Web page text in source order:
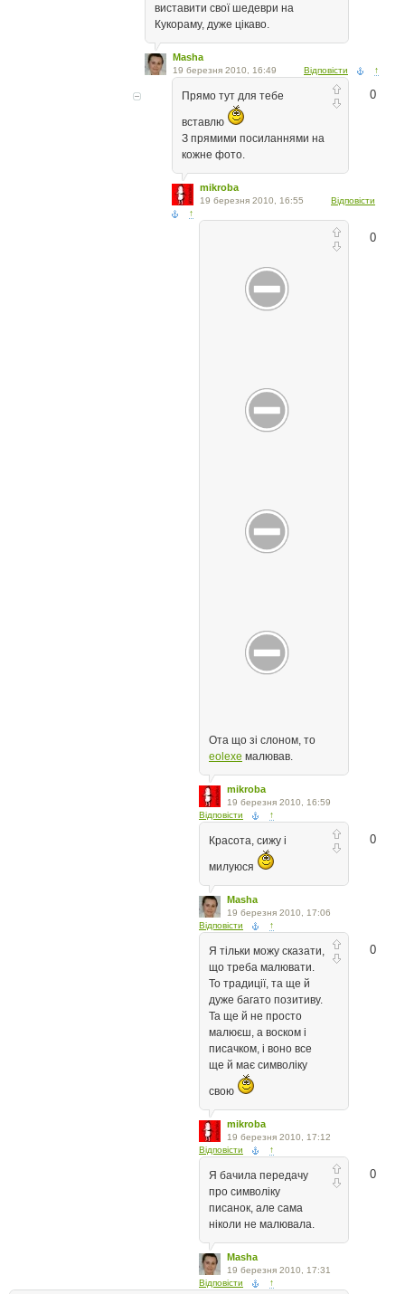
виставити свої шедеври на
Кукораму, дуже цікаво.
Masha
19 березня 2010, 16:49 Відповісти ↑
0
Прямо тут для тебе
вставлю
З прямими посиланнями на
кожне фото.
mikroba
19 березня 2010, 16:55
Відповісти
↑
0
Ота що зі слоном, то
eolexe малював.
mikroba
19 березня 2010, 16:59
Відповісти
↑
0
Красота, сижу і
милуюся
Masha
19 березня 2010, 17:06
Відповісти
↑
0
Я тільки можу сказати,
що треба малювати.
То традиції, та ще й
дуже багато позитиву.
Та ще й не просто
малюєш, а воском і
писачком, і воно все
ще й має символіку
свою
mikroba
19 березня 2010, 17:12
Відповісти
↑
0
Я бачила передачу
про символіку
писанок, але сама
ніколи не малювала.
Masha
19 березня 2010, 17:31
Відповісти
↑